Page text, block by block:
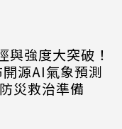
與強度大突破！
源AI氣象預測
災救治準備